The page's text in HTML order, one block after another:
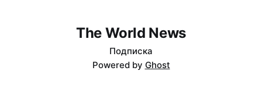
The World News
Подписка
Powered by Ghost